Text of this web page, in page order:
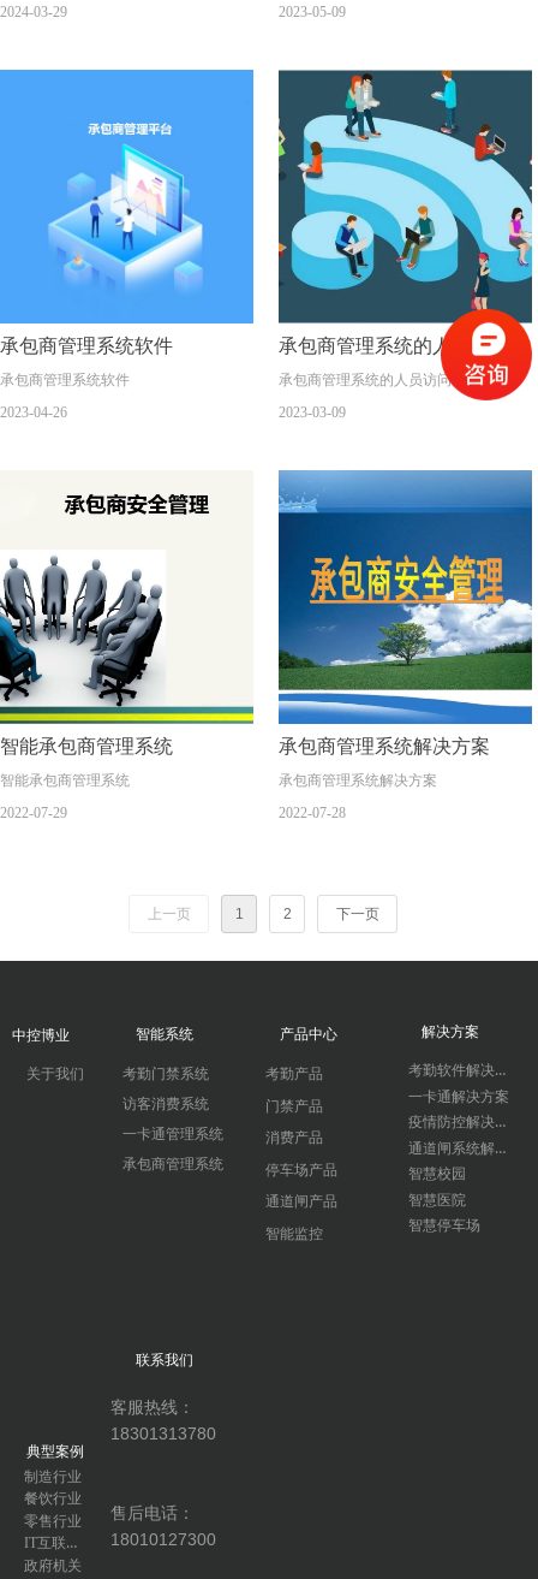
2024-03-29
2023-05-09
承包商管理系统软件
承包商管理系统软件
2023-04-26
承包商管理系统的人员访问管
理
承包商管理系统的人员访问管理
2023-03-09
智能承包商管理系统
智能承包商管理系统
2022-07-29
承包商管理系统解决方案
承包商管理系统解决方案
2022-07-28
上一页 1 2 下一页
中控博业
考勤门禁系统
访客消费系统
一卡通管理系统
承包商管理系统
考勤产品
门禁产品
消费产品
停车场产品
通道闸产品
智能监控
考勤软件解决方案
一卡通解决方案
疫情防控解决方案
通道闸系统解决方案
智慧校园
智慧医院
智慧停车场
制造行业
餐饮行业
零售行业
IT互联网行业
政府机关
关于我们
智能系统 产品中心 解决方案
典型案例
联系我们
客服热线：
18301313780
售后电话：
18010127300